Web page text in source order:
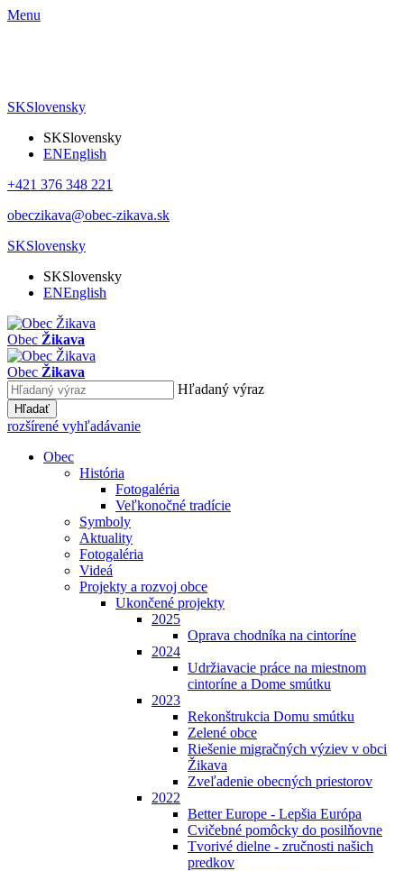
Menu
SKSlovensky
SKSlovensky
ENEnglish
+421 376 348 221
obeczikava@obec-zikava.sk
SKSlovensky
SKSlovensky
ENEnglish
Obec Žikava
Obec Žikava
Hľadaný výraz
Hľadať
rozšírené vyhľadávanie
Obec
História
Fotogaléria
Veľkonočné tradície
Symboly
Aktuality
Fotogaléria
Videá
Projekty a rozvoj obce
Ukončené projekty
2025
Oprava chodníka na cintoríne
2024
Udržiavacie práce na miestnom
cintoríne a Dome smútku
2023
Rekonštrukcia Domu smútku
Zelené obce
Riešenie migračných výziev v obci
Žikava
Zveľadenie obecných priestorov
2022
Better Europe - Lepšia Európa
Cvičebné pomôcky do posilňovne
Tvorivé dielne - zručnosti našich
predkov